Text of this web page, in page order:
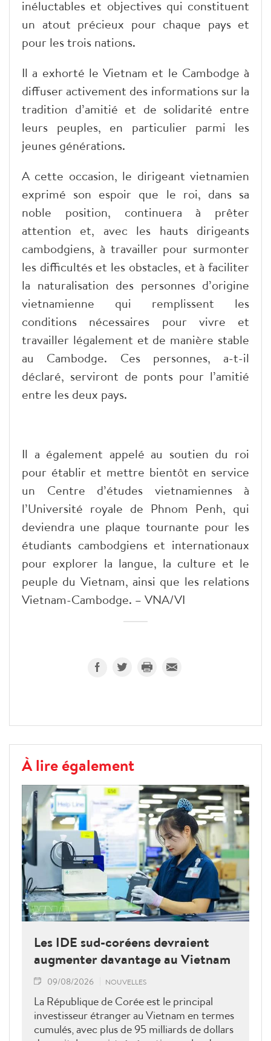
inéluctables et objectives qui constituent
un atout précieux pour chaque pays et
pour les trois nations.
Il a exhorté le Vietnam et le Cambodge à
diffuser activement des informations sur la
tradition d’amitié et de solidarité entre
leurs peuples, en particulier parmi les
jeunes générations.
A cette occasion, le dirigeant vietnamien
exprimé son espoir que le roi, dans sa
noble position, continuera à prêter
attention et, avec les hauts dirigeants
cambodgiens, à travailler pour surmonter
les difficultés et les obstacles, et à faciliter
la naturalisation des personnes d’origine
vietnamienne qui remplissent les
conditions nécessaires pour vivre et
travailler légalement et de manière stable
au Cambodge. Ces personnes, a-t-il
déclaré, serviront de ponts pour l’amitié
entre les deux pays.
Il a également appelé au soutien du roi
pour établir et mettre bientôt en service
un Centre d’études vietnamiennes à
l’Université royale de Phnom Penh, qui
deviendra une plaque tournante pour les
étudiants cambodgiens et internationaux
pour explorer la langue, la culture et le
peuple du Vietnam, ainsi que les relations
Vietnam-Cambodge. – VNA/VI
À lire également
Les IDE sud-coréens devraient
augmenter davantage au Vietnam
09/08/2026 NOUVELLES
La République de Corée est le principal
investisseur étranger au Vietnam en termes
cumulés, avec plus de 95 milliards de dollars